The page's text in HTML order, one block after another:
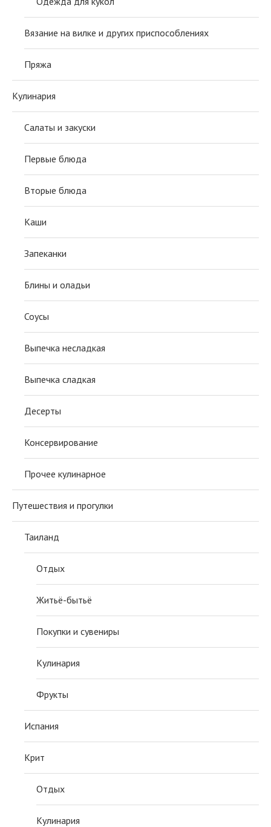
Вязание на вилке и других приспособлениях
Пряжа
Кулинария
Салаты и закуски
Первые блюда
Вторые блюда
Каши
Запеканки
Блины и оладьи
Соусы
Выпечка несладкая
Выпечка сладкая
Десерты
Консервирование
Прочее кулинарное
Путешествия и прогулки
Таиланд
Отдых
Житьё-бытьё
Покупки и сувениры
Кулинария
Фрукты
Испания
Крит
Отдых
Кулинария